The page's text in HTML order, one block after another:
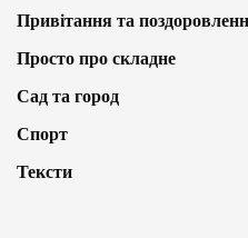
Привітання та
Просто про складне
Сад та город
Спорт
Тексти